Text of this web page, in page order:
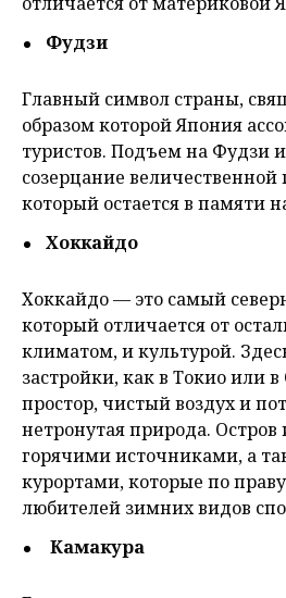
Фудзи
Главный символ страны,
образом которой Япония
туристов. Подъем на Фудзи
созерцание
который остается в памяти
Хоккайдо
Хоккайдо — это самый
который отличается от
климатом, и культурой.
застройки, как в Токио или в
простор, чистый воздух и
нетронутая природа. Остров
горячими источниками, а
курортами, которые по
любителей зимних видов
Камакура